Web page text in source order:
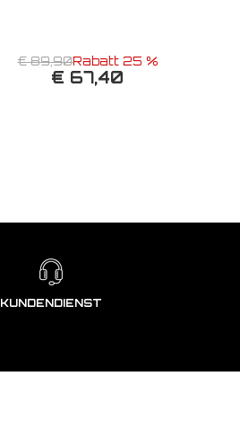
€ 89,90Rabatt 25 %
€ 67,40
KUNDENDIENST